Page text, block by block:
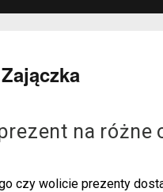
na różne
czy wolicie prezenty